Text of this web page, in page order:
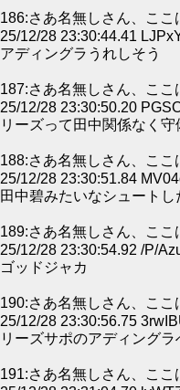
186:さあ名無しさん、ここ
25/12/28 23:30:44.41
アディングラうれしそう
187:さあ名無しさん、ここ
25/12/28 23:30:50.20
リーズって田中関係なく
188:さあ名無しさん、ここ
25/12/28 23:30:51.84
田中碧みたいなシュートし
189:さあ名無しさん、ここ
25/12/28 23:30:54.92 /P/
ゴッドジャカ
190:さあ名無しさん、ここ
25/12/28 23:30:56.75
リーズサポのアディングラ
191:さあ名無しさん、ここ